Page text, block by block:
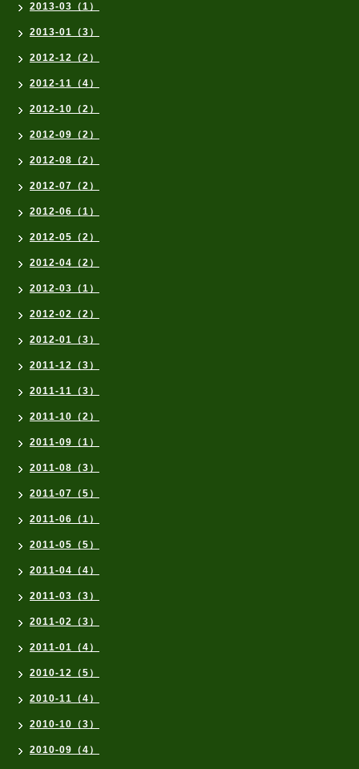
2013-03（1）
2013-01（3）
2012-12（2）
2012-11（4）
2012-10（2）
2012-09（2）
2012-08（2）
2012-07（2）
2012-06（1）
2012-05（2）
2012-04（2）
2012-03（1）
2012-02（2）
2012-01（3）
2011-12（3）
2011-11（3）
2011-10（2）
2011-09（1）
2011-08（3）
2011-07（5）
2011-06（1）
2011-05（5）
2011-04（4）
2011-03（3）
2011-02（3）
2011-01（4）
2010-12（5）
2010-11（4）
2010-10（3）
2010-09（4）